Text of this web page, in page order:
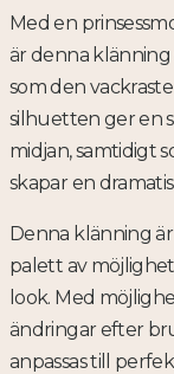
Med en
är denna klänning
som den
silhuetten ger en
midjan, samtidigt
skapar en
Denna klänning
palett av
look. Med
ändringar efter
anpassas till